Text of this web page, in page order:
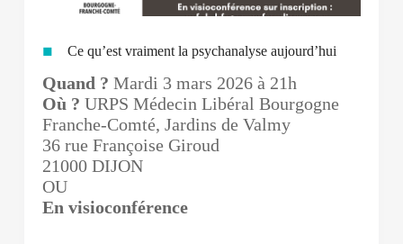
Ce qu’est vraiment la psychanalyse aujourd’hui
Quand ? Mardi 3 mars 2026 à 21h
Où ? URPS Médecin Libéral Bourgogne
Franche-Comté, Jardins de Valmy
36 rue Françoise Giroud
21000 DIJON
OU
En visioconférence